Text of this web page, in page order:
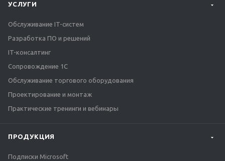
УСЛУГИ
Обслуживание IT-систем
Разработка ПО и решений
IT-консалтинг
Сопровождение 1С
Обслуживание торгового оборудования
Проектирование и монтаж
Практические тренинги и вебинары
ПРОДУКЦИЯ
Подписки Microsoft